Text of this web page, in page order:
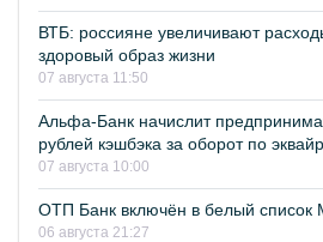
ВТБ: россияне увеличивают
здоровый образ жизни
07 августа 11:50
Альфа-Банк начислит
рублей кэшбэка за оборот по
07 августа 10:00
ОТП Банк включён в белый
06 августа 21:27